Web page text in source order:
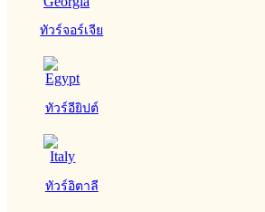
ทัวร์จอร์เจีย
ทัวร์อียิปต์
ทัวร์อิตาลี